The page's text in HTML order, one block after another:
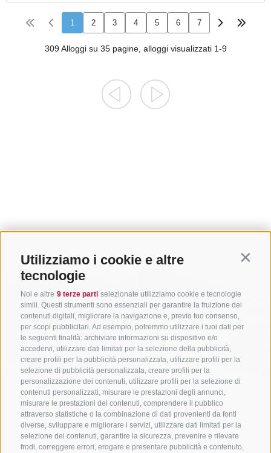
Utilizziamo i cookie e altre
tecnologie
Noi e altre 9 terze parti selezionate utilizziamo cookie e tecnologie
simili. Questi strumenti sono essenziali per garantire la fruizione dei
contenuti digitali, migliorare la navigazione e, previo tuo consenso,
per scopi pubblicitari. Ad esempio, potremmo utilizzare i tuoi dati per
le seguenti finalità: archiviare informazioni su dispositivo e/o
accedervi, utilizzare dati limitati per la selezione della pubblicità,
creare profili per la pubblicità personalizzata, utilizzare profili per la
selezione di pubblicità personalizzata, creare profili per la
personalizzazione dei contenuti, utilizzare profili per la selezione di
contenuti personalizzati, misurare le prestazioni degli annunci,
misurare le prestazioni dei contenuti, comprendere il pubblico
attraverso statistiche o la combinazione di dati provenienti da fonti
diverse, sviluppare e migliorare i servizi, utilizzare dati limitati per la
selezione dei contenuti, garantire la sicurezza, prevenire e rilevare
frodi, correggere errori, erogare e presentare pubblicità e contenuto,